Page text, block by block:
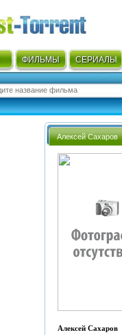
ФИЛЬМЫ СЕРИАЛЫ
Алексей Сахаров
Алексей Сахаров